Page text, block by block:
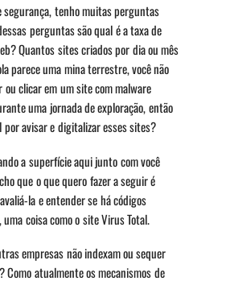
segurança, tenho muitas perguntas
perguntas são qual é a taxa de
Quantos sites criados por dia ou mês
parece uma mina terrestre, você não
ou clicar em um site com malware
uma jornada de exploração, então
por avisar e digitalizar esses sites?
a superfície aqui junto com você
que o que quero fazer a seguir é
la e entender se há códigos
coisa como o site Virus Total.
empresas não indexam ou sequer
Como atualmente os mecanismos de